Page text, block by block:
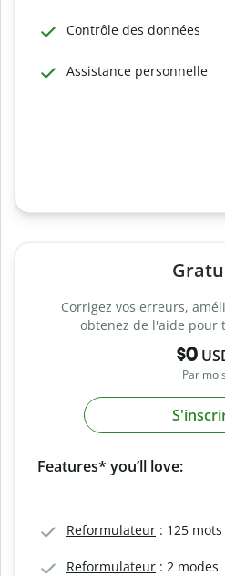
Contrôle des données
Assistance personnelle
Corrigez vos erreurs,
obtenez de l'aide pour
$0
Par mois
Features* you’ll love:
Reformulateur : 125 mots
Reformulateur : 2 modes